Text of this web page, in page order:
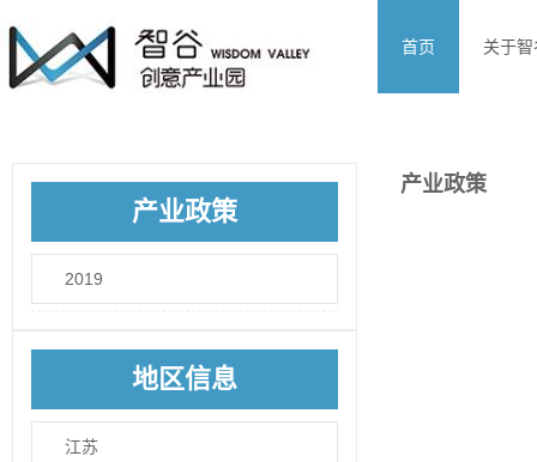
首页 关于智
产业政策
2019
地区信息
江苏
产业政策